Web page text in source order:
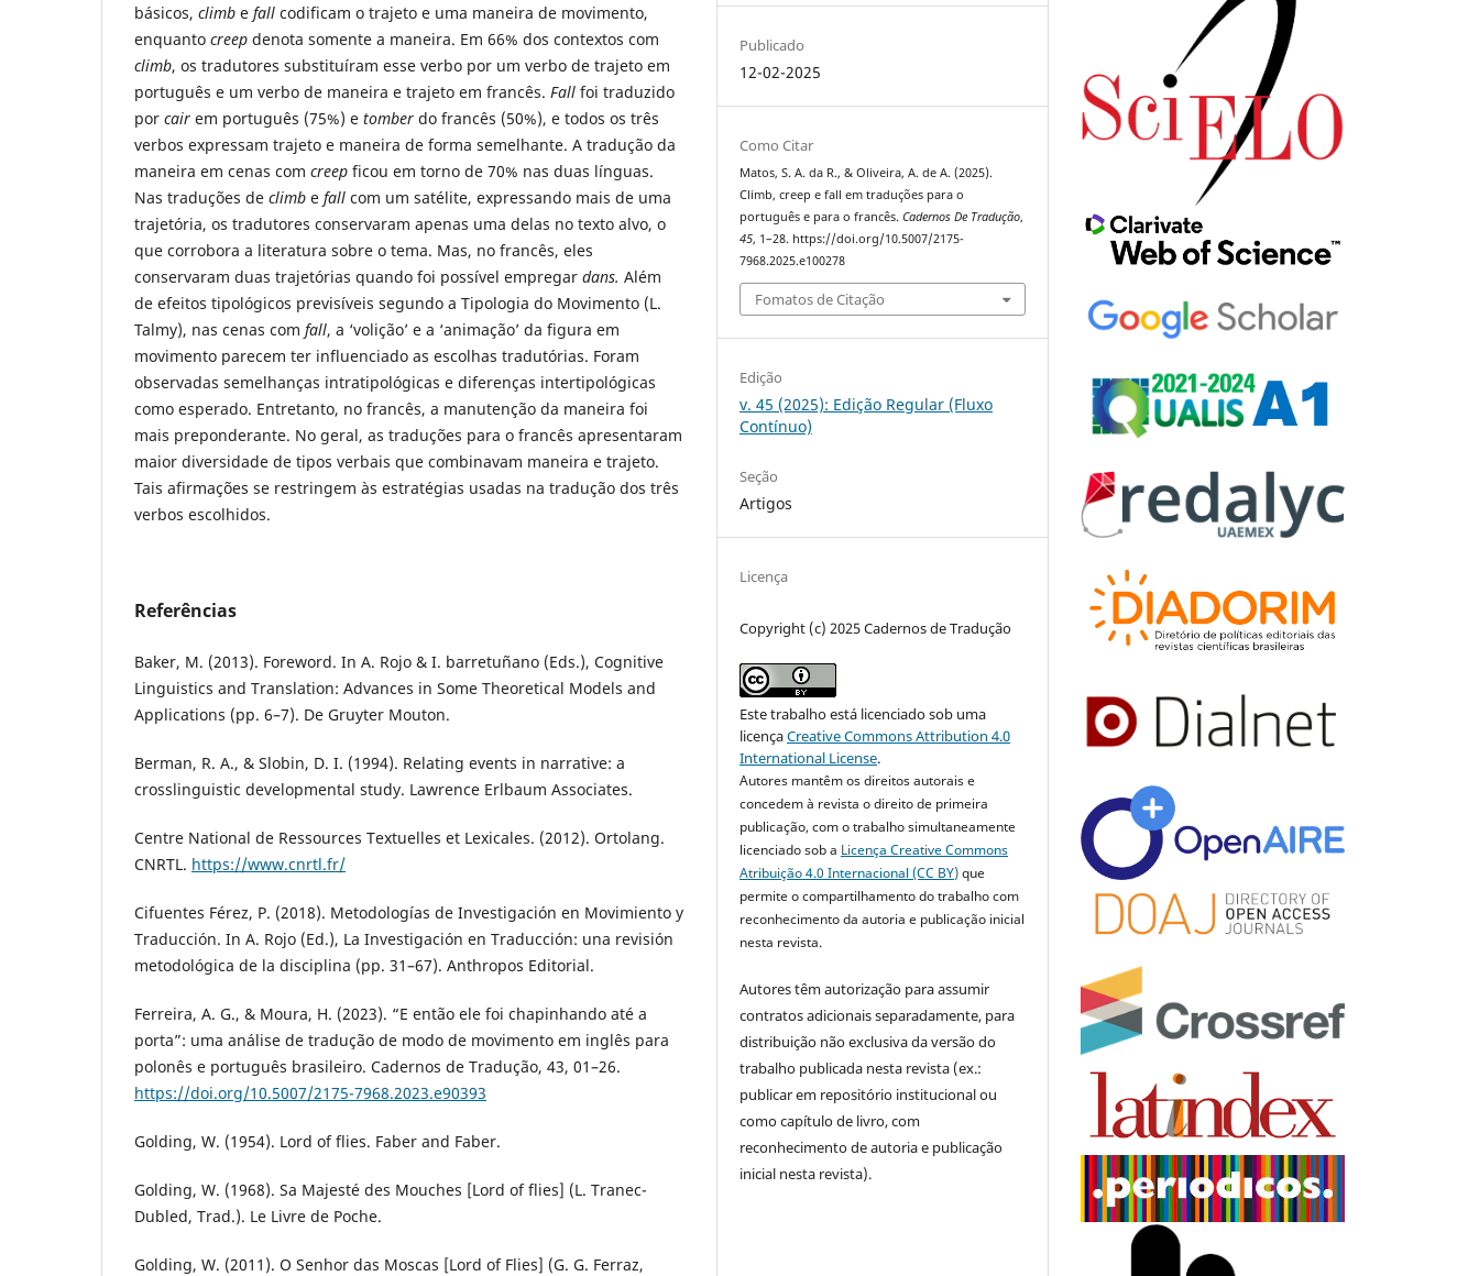
básicos, climb e fall codificam o trajeto e uma maneira de movimento,
enquanto creep denota somente a maneira. Em 66% dos contextos com
climb, os tradutores substituíram esse verbo por um verbo de trajeto em
português e um verbo de maneira e trajeto em francês. Fall foi traduzido
por cair em português (75%) e tomber do francês (50%), e todos os três
verbos expressam trajeto e maneira de forma semelhante. A tradução da
maneira em cenas com creep ficou em torno de 70% nas duas línguas.
Nas traduções de climb e fall com um satélite, expressando mais de uma
trajetória, os tradutores conservaram apenas uma delas no texto alvo, o
que corrobora a literatura sobre o tema. Mas, no francês, eles
conservaram duas trajetórias quando foi possível empregar dans. Além
de efeitos tipológicos previsíveis segundo a Tipologia do Movimento (L.
Talmy), nas cenas com fall, a ‘volição’ e a ‘animação’ da figura em
movimento parecem ter influenciado as escolhas tradutórias. Foram
observadas semelhanças intratipológicas e diferenças intertipológicas
como esperado. Entretanto, no francês, a manutenção da maneira foi
mais preponderante. No geral, as traduções para o francês apresentaram
maior diversidade de tipos verbais que combinavam maneira e trajeto.
Tais afirmações se restringem às estratégias usadas na tradução dos três
verbos escolhidos.
Referências
Baker, M. (2013). Foreword. In A. Rojo & I. barretuñano (Eds.), Cognitive
Linguistics and Translation: Advances in Some Theoretical Models and
Applications (pp. 6–7). De Gruyter Mouton.
Berman, R. A., & Slobin, D. I. (1994). Relating events in narrative: a
crosslinguistic developmental study. Lawrence Erlbaum Associates.
Centre National de Ressources Textuelles et Lexicales. (2012). Ortolang.
CNRTL. https://www.cnrtl.fr/
Cifuentes Férez, P. (2018). Metodologías de Investigación en Movimiento y
Traducción. In A. Rojo (Ed.), La Investigación en Traducción: una revisión
metodológica de la disciplina (pp. 31–67). Anthropos Editorial.
Ferreira, A. G., & Moura, H. (2023). “E então ele foi chapinhando até a
porta”: uma análise de tradução de modo de movimento em inglês para
polonês e português brasileiro. Cadernos de Tradução, 43, 01–26.
https://doi.org/10.5007/2175-7968.2023.e90393
Golding, W. (1954). Lord of flies. Faber and Faber.
Golding, W. (1968). Sa Majesté des Mouches [Lord of flies] (L. Tranec-
Dubled, Trad.). Le Livre de Poche.
Golding, W. (2011). O Senhor das Moscas [Lord of Flies] (G. G. Ferraz,
Publicado
12-02-2025
Como Citar
Matos, S. A. da R., & Oliveira, A. de A. (2025).
Climb, creep e fall em traduções para o
português e para o francês.Cadernos De Tradução,
45, 1–28. https://doi.org/10.5007/2175-
7968.2025.e100278
Fomatos de Citação
Edição
v. 45 (2025): Edição Regular (Fluxo
Contínuo)
Seção
Artigos
Licença
Copyright (c) 2025 Cadernos de Tradução
Este trabalho está licenciado sob uma
licençaCreative Commons Attribution 4.0
International License.
Autores mantêm os direitos autorais e
concedem à revista o direito de primeira
publicação, com o trabalho simultaneamente
licenciado sob a Licença Creative Commons
Atribuição 4.0 Internacional (CC BY)que
permite o compartilhamento do trabalho com
reconhecimento da autoria e publicação inicial
nesta revista.
Autores têm autorização para assumir
contratos adicionais separadamente, para
distribuição não exclusiva da versão do
trabalho publicada nesta revista (ex.:
publicar em repositório institucional ou
como capítulo de livro, com
reconhecimento de autoria e publicação
inicial nesta revista).